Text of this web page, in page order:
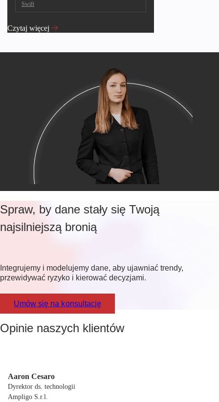
Swift
Czytaj więcej
Spraw, by dane stały się Twoją
najsilniejszą bronią
Integrujemy i modelujemy dane, aby ujawniać trendy,
przewidywać ryzyko i kierować decyzjami.
Umów się na konsultację
Opinie naszych klientów
Aaron Cesaro
Dyrektor ds. technologii
Ampligo S.r.l.